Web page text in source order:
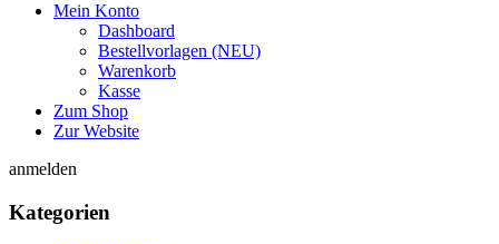
Mein Konto
Dashboard
Bestellvorlagen (NEU)
Warenkorb
Kasse
Zum Shop
Zur Website
anmelden
Kategorien